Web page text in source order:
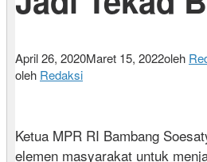
April 26, 2020Maret 15, 2022oleh
oleh Redaksi
Ketua MPR RI Bambang
elemen masyarakat untuk